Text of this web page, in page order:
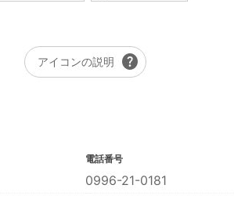
アイコンの説明 help
電話番号
0996-21-0181